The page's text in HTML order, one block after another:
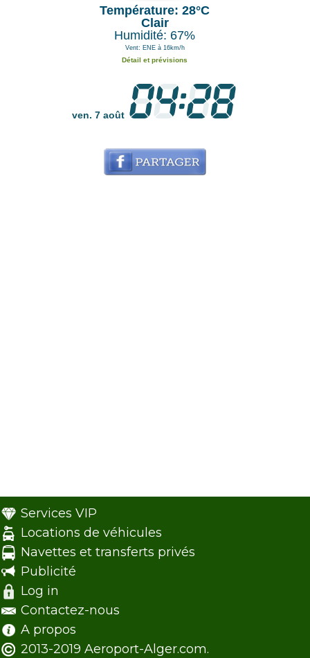
Température: 28°C
Clair
Humidité: 67%
Vent: ENE à 16km/h
Détail et prévisions
ven. 7 août
Services VIP
Locations de véhicules
Navettes et transferts privés
Publicité
Log in
Contactez-nous
A propos
2013-2019 Aeroport-Alger.com.